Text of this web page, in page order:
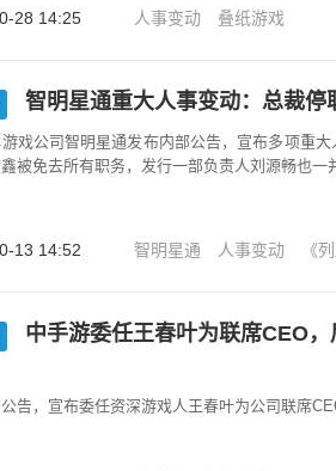
28 14:25 人事变动 叠纸游戏
智明星通重大人事变动：总裁停
戏公司智明星通发布内部公告，宣布多项重
被免去所有职务，发行一部负责人刘源畅也一
13 14:52 智明星通 人事变动 《
中手游委任王春叶为联席CEO
告，宣布委任资深游戏人王春叶为公司联席